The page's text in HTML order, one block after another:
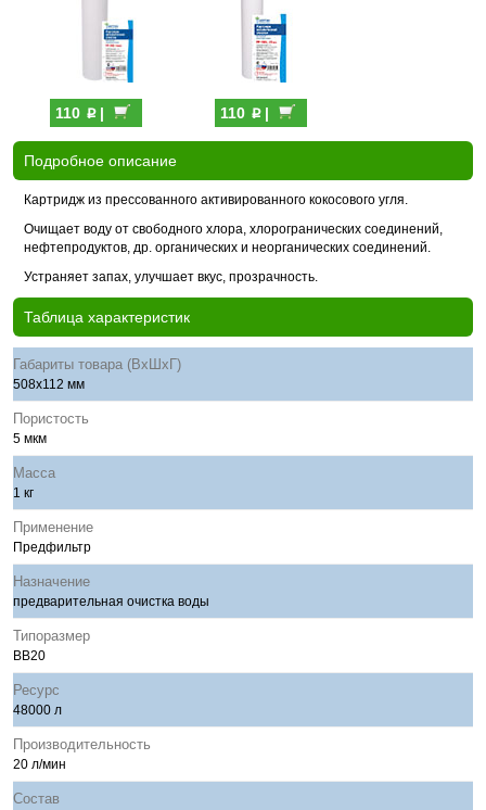
110 p| 110 p|
Подробное описание
Картридж из прессованного активированного кокосового угля.
Очищает воду от свободного хлора, хлорогранических соединений,
нефтепродуктов, др. органических и неорганических соединений.
Устраняет запах, улучшает вкус, прозрачность.
Таблица характеристик
Габариты товара (ВхШхГ)
508х112 мм
Пористость
5 мкм
Масса
1 кг
Применение
Предфильтр
Назначение
предварительная очистка воды
Типоразмер
BB20
Ресурс
48000 л
Производительность
20 л/мин
Состав